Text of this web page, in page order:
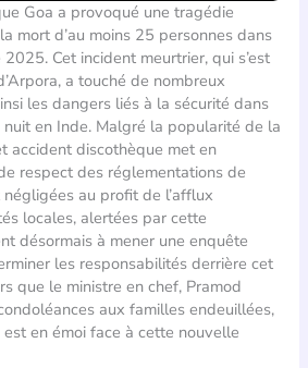
Goa a provoqué une tragédie
mort d’au moins 25 personnes dans
Cet incident meurtrier, qui s’est
a touché de nombreux
les dangers liés à la sécurité dans
en Inde. Malgré la popularité de la
accident discothèque met en
respect des réglementations de
au profit de l’afflux
locales, alertées par cette
désormais à mener une enquête
les responsabilités derrière cet
que le ministre en chef, Pramod
aux familles endeuillées,
en émoi face à cette nouvelle